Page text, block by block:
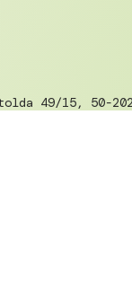
49/15, 50-202